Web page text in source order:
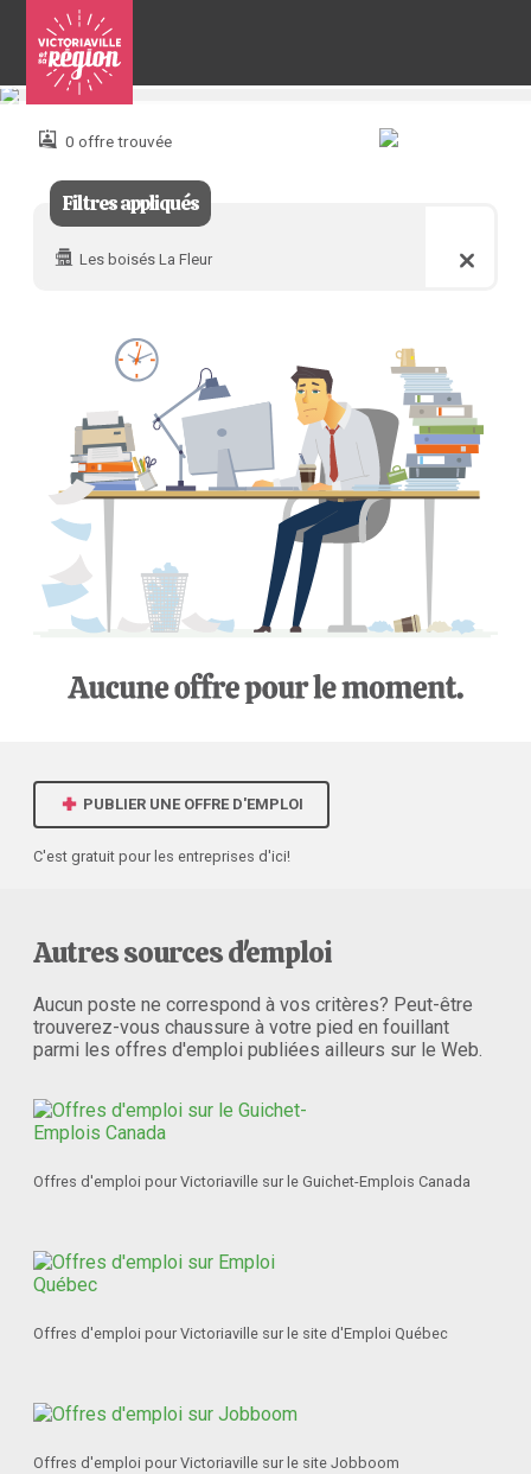
Pour
joindre 0 offre trouvée
Filtres appliqués
Les boisés La Fleur
PUBLIER UNE OFFRE D'EMPLOI
C'est gratuit pour les entreprises d'ici!
Autres sources d'emploi
Aucun poste ne correspond à vos critères? Peut-être
trouverez-vous chaussure à votre pied en fouillant
parmi les offres d'emploi publiées ailleurs sur le Web.
Offres d'emploi pour Victoriaville sur le Guichet-Emplois Canada
Offres d'emploi pour Victoriaville sur le site d'Emploi Québec
Offres d'emploi pour Victoriaville sur le site Jobboom